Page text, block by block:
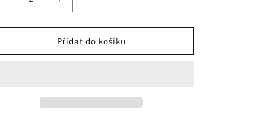
množství
produktu
látka
Zvýšit
množství
produktu
Africká
látka
Přidat do košíku